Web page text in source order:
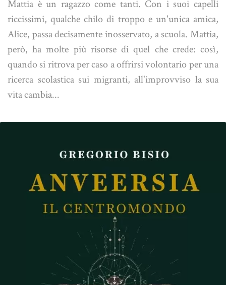
Mattia è un ragazzo come tanti. Con i suoi capelli
riccissimi, qualche chilo di troppo e un'unica amica,
Alice, passa decisamente inosservato, a scuola. Mattia,
però, ha molte più risorse di quel che crede: così,
quando si ritrova per caso a offrirsi volontario per una
ricerca scolastica sui migranti, all'improvviso la sua
vita cambia...